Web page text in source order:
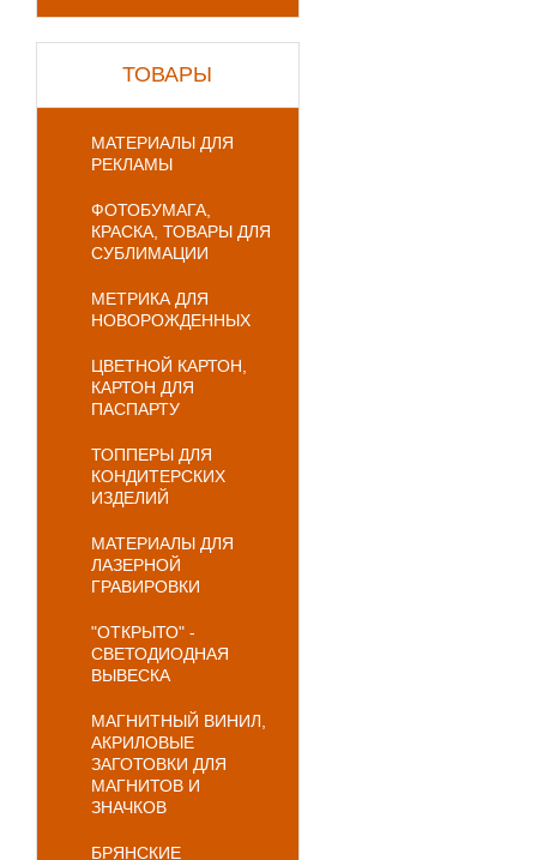
ТОВАРЫ
МАТЕРИАЛЫ ДЛЯ
РЕКЛАМЫ
ФОТОБУМАГА,
КРАСКА, ТОВАРЫ ДЛЯ
СУБЛИМАЦИИ
МЕТРИКА ДЛЯ
НОВОРОЖДЕННЫХ
ЦВЕТНОЙ КАРТОН,
КАРТОН ДЛЯ
ПАСПАРТУ
ТОППЕРЫ ДЛЯ
КОНДИТЕРСКИХ
ИЗДЕЛИЙ
МАТЕРИАЛЫ ДЛЯ
ЛАЗЕРНОЙ
ГРАВИРОВКИ
"ОТКРЫТО" -
СВЕТОДИОДНАЯ
ВЫВЕСКА
МАГНИТНЫЙ ВИНИЛ,
АКРИЛОВЫЕ
ЗАГОТОВКИ ДЛЯ
МАГНИТОВ И
ЗНАЧКОВ
БРЯНСКИЕ